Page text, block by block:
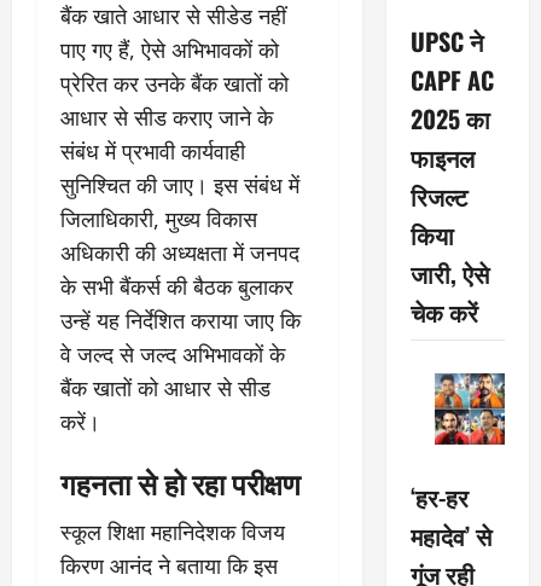
बैंक खाते आधार से सीडेड नहीं
पाए गए हैं, ऐसे अभिभावकों को
प्रेरित कर उनके बैंक खातों को
आधार से सीड कराए जाने के
संबंध में प्रभावी कार्यवाही
सुनिश्चित की जाए। इस संबंध में
जिलाधिकारी, मुख्य विकास
अधिकारी की अध्यक्षता में जनपद
के सभी बैंकर्स की बैठक बुलाकर
उन्हें यह निर्देशित कराया जाए कि
वे जल्द से जल्द अभिभावकों के
बैंक खातों को आधार से सीड
करें।
गहनता से हो रहा परीक्षण
स्कूल शिक्षा महानिदेशक विजय
किरण आनंद ने बताया कि इस
UPSC ने
CAPF AC
2025 का
फाइनल
रिजल्ट
किया
जारी, ऐसे
चेक करें
‘हर-हर
महादेव’ से
गूंज रही